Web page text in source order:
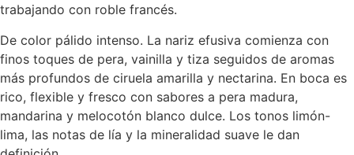
trabajando con roble francés.
De color pálido intenso. La nariz efusiva comienza con
finos toques de pera, vainilla y tiza seguidos de aromas
más profundos de ciruela amarilla y nectarina. En boca es
rico, flexible y fresco con sabores a pera madura,
mandarina y melocotón blanco dulce. Los tonos limón-
lima, las notas de lía y la mineralidad suave le dan